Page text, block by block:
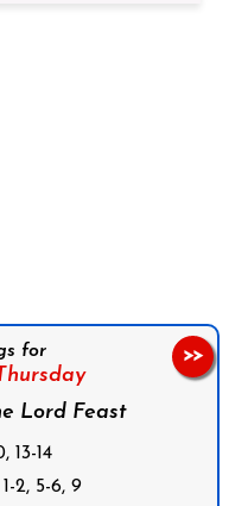
for
Lord Feast
13-14
2, 5-6, 9
>>